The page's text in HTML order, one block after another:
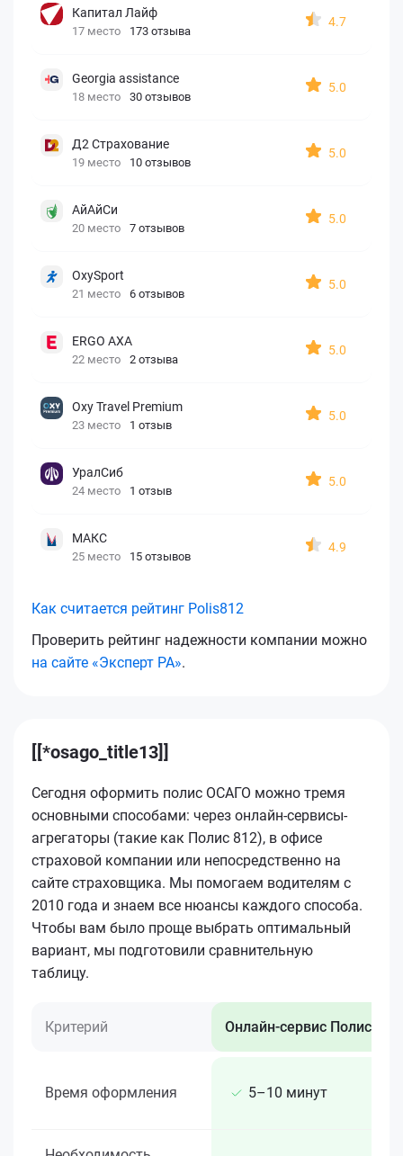
Капитал Лайф
17 место 173 отзыва
4.7
Georgia assistance
18 место 30 отзывов
5.0
Д2 Страхование
19 место 10 отзывов
5.0
АйАйСи
20 место 7 отзывов
5.0
OxySport
21 место 6 отзывов
5.0
ERGO AXA
22 место 2 отзыва
5.0
Oxy Travel Premium
23 место 1 отзыв
5.0
УралСиб
24 место 1 отзыв
5.0
МАКС
25 место 15 отзывов
4.9
Как считается рейтинг Polis812
Проверить рейтинг надежности компании можно
на сайте «Эксперт РА».
[[*osago_title13]]
Сегодня оформить полис ОСАГО можно тремя
основными способами: через онлайн-сервисы-
агрегаторы (такие как Полис 812), в офисе
страховой компании или непосредственно на
сайте страховщика. Мы помогаем водителям с
2010 года и знаем все нюансы каждого способа.
Чтобы вам было проще выбрать оптимальный
вариант, мы подготовили сравнительную
таблицу.
Критерий Онлайн-сервис Полис 812
Время оформления 5–10 минут